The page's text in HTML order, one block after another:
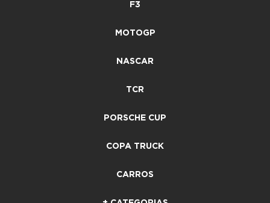
F3
MOTOGP
NASCAR
TCR
PORSCHE CUP
COPA TRUCK
CARROS